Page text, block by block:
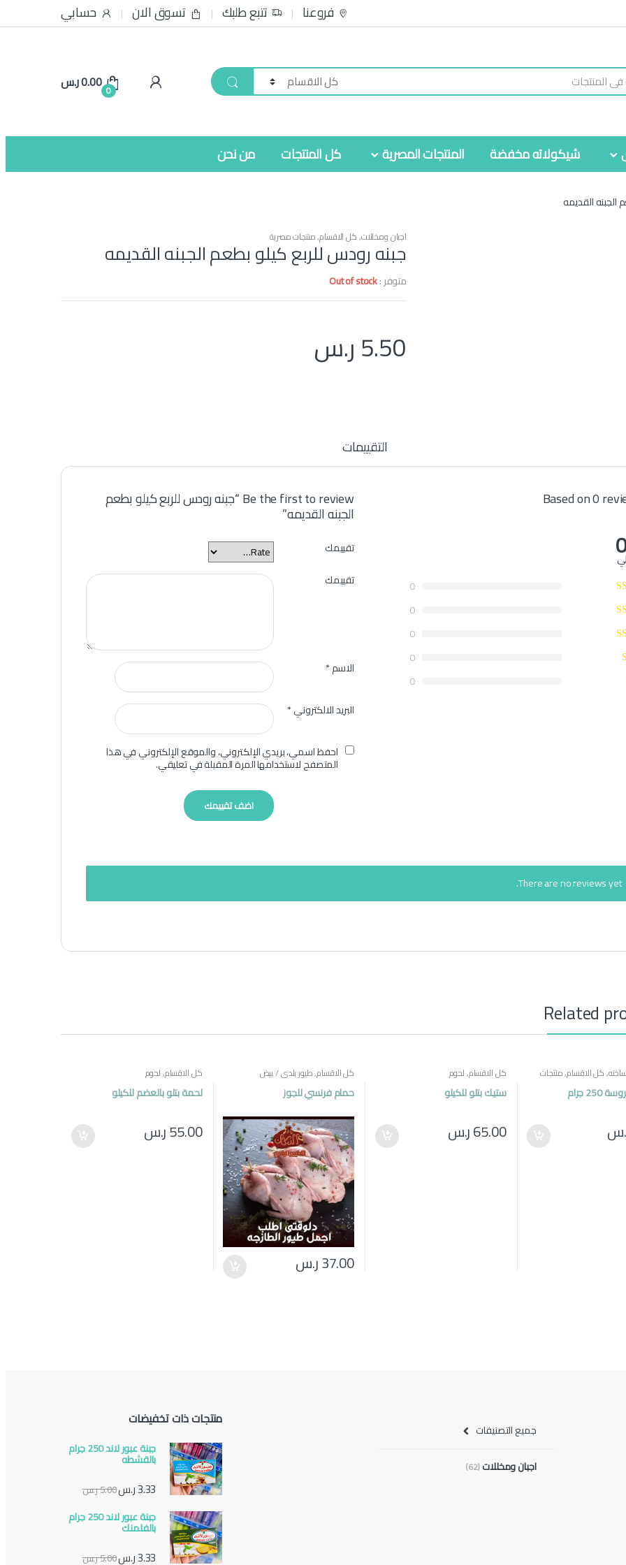
فروعنا تتبع طلبك تسوق الان حسابي
0
0.00ر.س
شيكولاته مخفضة المنتجات المصرية كل المنتجات من نحن
الجبنه القديمه
اجبان ومخللات,كل الاقسام,منتجات مصرية
جبنه رودس للربع كيلو بطعم الجبنه القديمه
متوفر :Out of stock
5.50ر.س
التقييمات
Based on 0
0
0
0
0
0
Be the first to review “جبنه رودس للربع كيلو بطعم
الجبنه القديمه”
تقييمك
تقييمك
الاسم*
البريد الالكتروني*
احفظ اسمي، بريدي الإلكتروني، والموقع الإلكتروني في هذا
المتصفح لاستخدامها المرة المقبلة في تعليقي.
There are no reviews yet.
Related
,كل الاقسام,منتجات
جرام
كل الاقسام,لحوم
ستيك بتلو للكيلو
65.00ر.س
كل الاقسام,طيور بلدي / بيض
حمام فرنسي للجوز
37.00ر.س
كل الاقسام,لحوم
لحمة بتلو بالعضم للكيلو
55.00ر.س
جميع التصنيفات
اجبان ومخللات(62)
منتجات ذات تخفيضات
جبنة عبور لاند 250 جرام
بالقشطه
3.33ر.س5.00ر.س
جبنة عبور لاند 250 جرام
بالفلمنك
3.33ر.س5.00ر.س